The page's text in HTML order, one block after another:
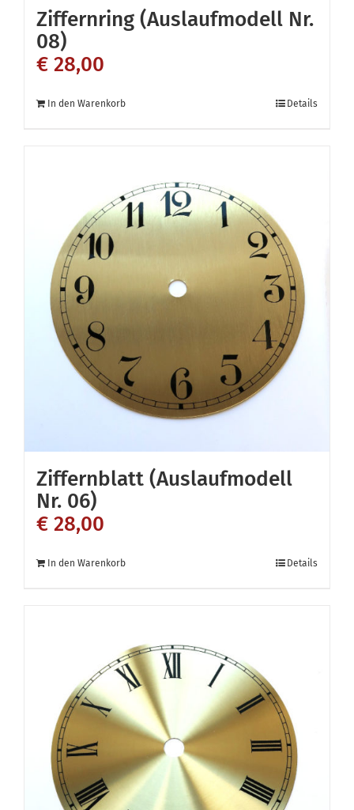
Ziffernring (Auslaufmodell Nr.
08)
€ 28,00
In den Warenkorb Details
Ziffernblatt (Auslaufmodell
Nr. 06)
€ 28,00
In den Warenkorb Details